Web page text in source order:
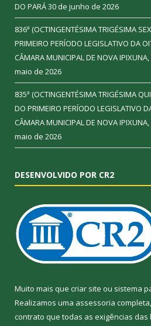
DO PARÁ30 de junho de 2026
836ª (OCTINGENTÉSIMA TRIGÉSIMA
PRIMEIRO PERÍODO LEGISLATIVO DA
CÂMARA MUNICIPAL DE NOVA
maio de 2026
835ª (OCTINGENTÉSIMA TRIGÉSIMA
DO PRIMEIRO PERÍODO LEGISLATIVO
CÂMARA MUNICIPAL DE NOVA
maio de 2026
DESENVOLVIDO POR CR2
Muito mais que criar site ou sistema
Realizamos uma assessoria
contrato que todas as exigências das